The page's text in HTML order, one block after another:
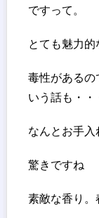
ですって。
とても魅力的
毒性があるの
いう話も・・
なんとお手
驚きですね
素敵な香り。